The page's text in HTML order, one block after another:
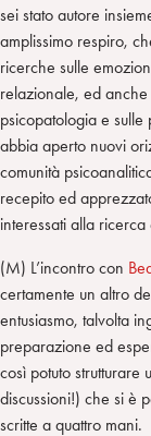
sei stato autore
amplissimo respiro,
ricerche sulle
relazionale, ed
psicopatologia e
abbia aperto nuovi
comunità
recepito ed
interessati alla
(M) L’incontro con
certamente un altro
entusiasmo, talvolta
preparazione ed
così potuto
discussioni!) che si è
scritte a quattro mani.